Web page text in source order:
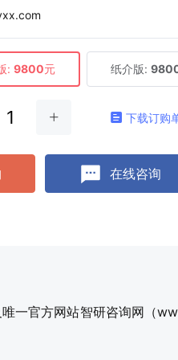
: 9800元 纸介版:
下载订购
在线咨询
一官方网站智研咨询网（